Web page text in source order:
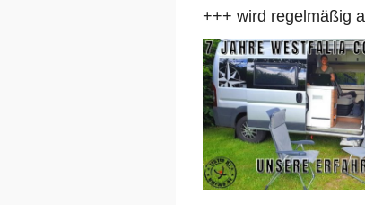
+++ wird regelmäßig